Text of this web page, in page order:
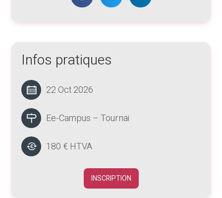
Infos pratiques
22 Oct 2026
Ee-Campus – Tournai
180 € HTVA
INSCRIPTION